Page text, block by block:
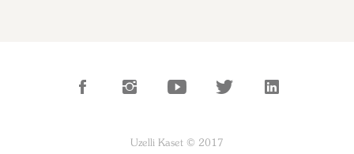
Uzelli Kaset © 2017